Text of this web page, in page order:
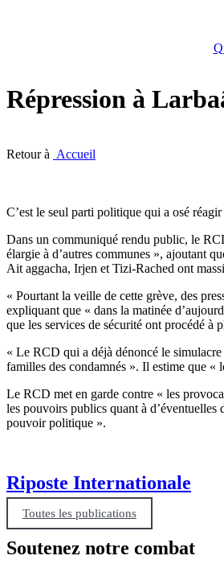
Répression à
Retour à Accueil
C’est le seul parti politique qui a osé
Dans un communiqué rendu public, le
élargie à d’autres communes », ajoutant
Ait aggacha, Irjen et Tizi-Rached ont
« Pourtant la veille de cette grève, des
expliquant que « dans la matinée
que les services de sécurité ont procédé à
« Le RCD qui a déjà dénoncé le
familles des condamnés ». Il estime que «
Le RCD met en garde contre « les
les pouvoirs publics quant à d’éventuelles
pouvoir politique ».
Riposte Internationale
Toutes les publications
Soutenez notre combat